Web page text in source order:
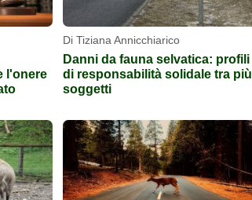
l'onere
Di Tiziana Annicchiarico
Danni da fauna selvatica: profili
di responsabilità solidale tra più
soggetti